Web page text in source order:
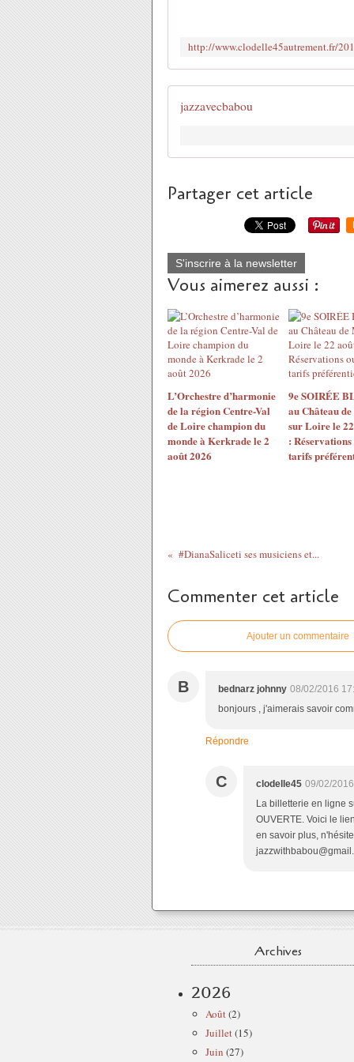
jazzavecbabou
Partager cet article
S'inscrire à la newsletter
Vous aimerez aussi :
L’Orchestre d’harmonie
de la région Centre-Val
de Loire champion du
monde à Kerkrade le 2
août 2026
9e SOIRÉE
au Château
sur Loire le
:
tarifs
#DianaSaliceti​ ses musiciens et...
Commenter cet article
Ajouter un commentaire
B bednarz johnny 08/02/2016
bonjours , j'aimerais savoir
Répondre
C clodelle45 09/02/
La billetterie en ligne
OUVERTE. Voici le
en savoir plus,
Archives
2026
Août(2)
Juillet(15)
Juin (27)